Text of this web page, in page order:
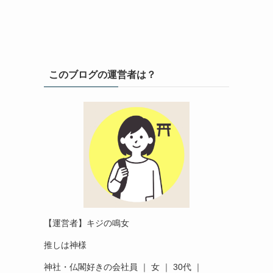
このブログの運営者は？
【運営者】キジの鳴女
推しは神様
神社・仏閣好きの会社員 ｜ 女 ｜ 30代 ｜